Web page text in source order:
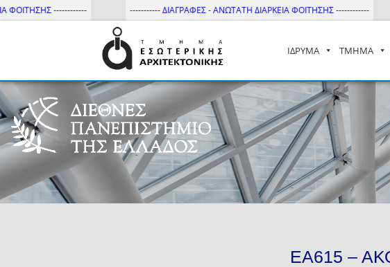
------------ ----------- ΔΙΑΓΡΑΦΕΣ - ΑΝΩΤΑΤΗ ΔΙΑΡΚΕΙΑ ΦΟΙΤΗΣΗΣ ------------
Τμήμα Εσωτ. Αρχιτεκτονικής – ΔΙ.ΠΑ.Ε
ΙΔΡΥΜΑ ΤΜΗΜΑ
ΕΑ615 –